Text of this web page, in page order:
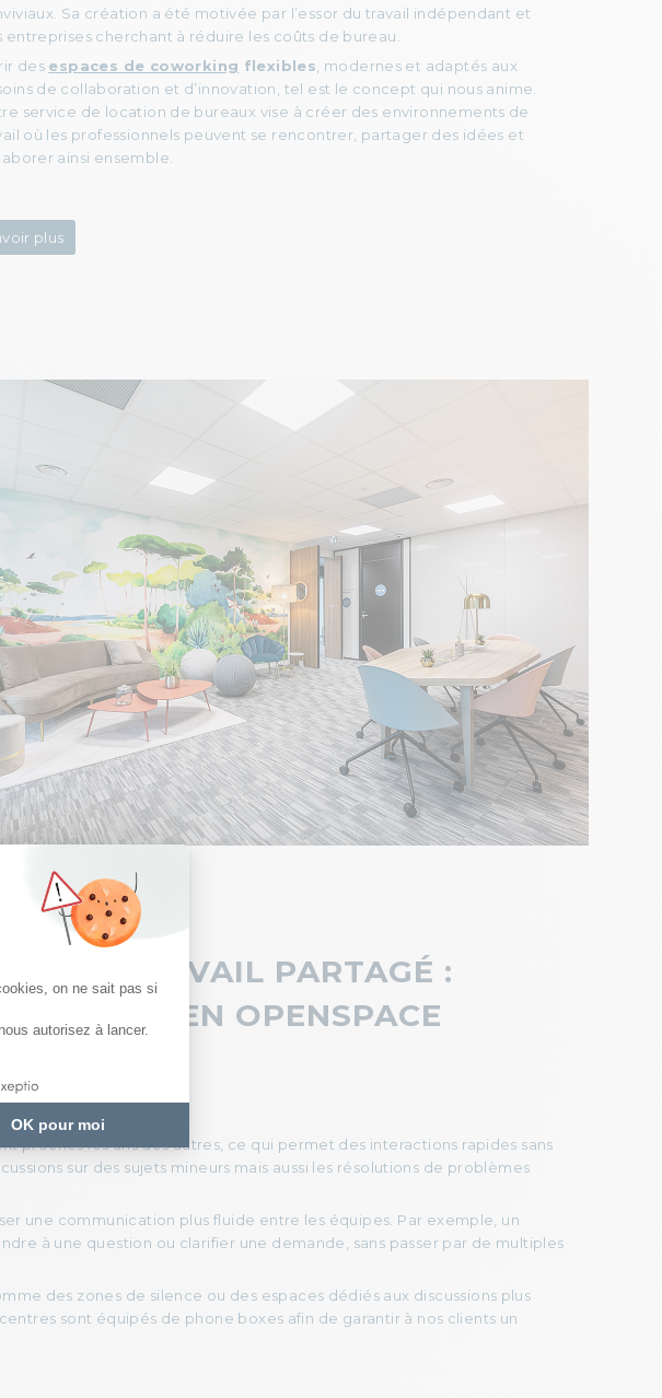
Sa création a été motivée par l’essor du travail indépendant et
entreprises cherchant à réduire les coûts de bureau.
des espaces de coworking flexibles , modernes et adaptés aux
de collaboration et d’innovation, tel est le concept qui nous anime.
service de location de bureaux vise à créer des environnements de
où les professionnels peuvent se rencontrer, partager des idées et
ainsi ensemble.
plus
DE TRAVAIL PARTAGÉ :
EN OPENSPACE
proches les uns des autres, ce qui permet des interactions rapides sans
sur des sujets mineurs mais aussi les résolutions de problèmes
une communication plus fluide entre les équipes. Par exemple, un
à une question ou clarifier une demande, sans passer par de multiples
des zones de silence ou des espaces dédiés aux discussions plus
sont équipés de phone boxes afin de garantir à nos clients un